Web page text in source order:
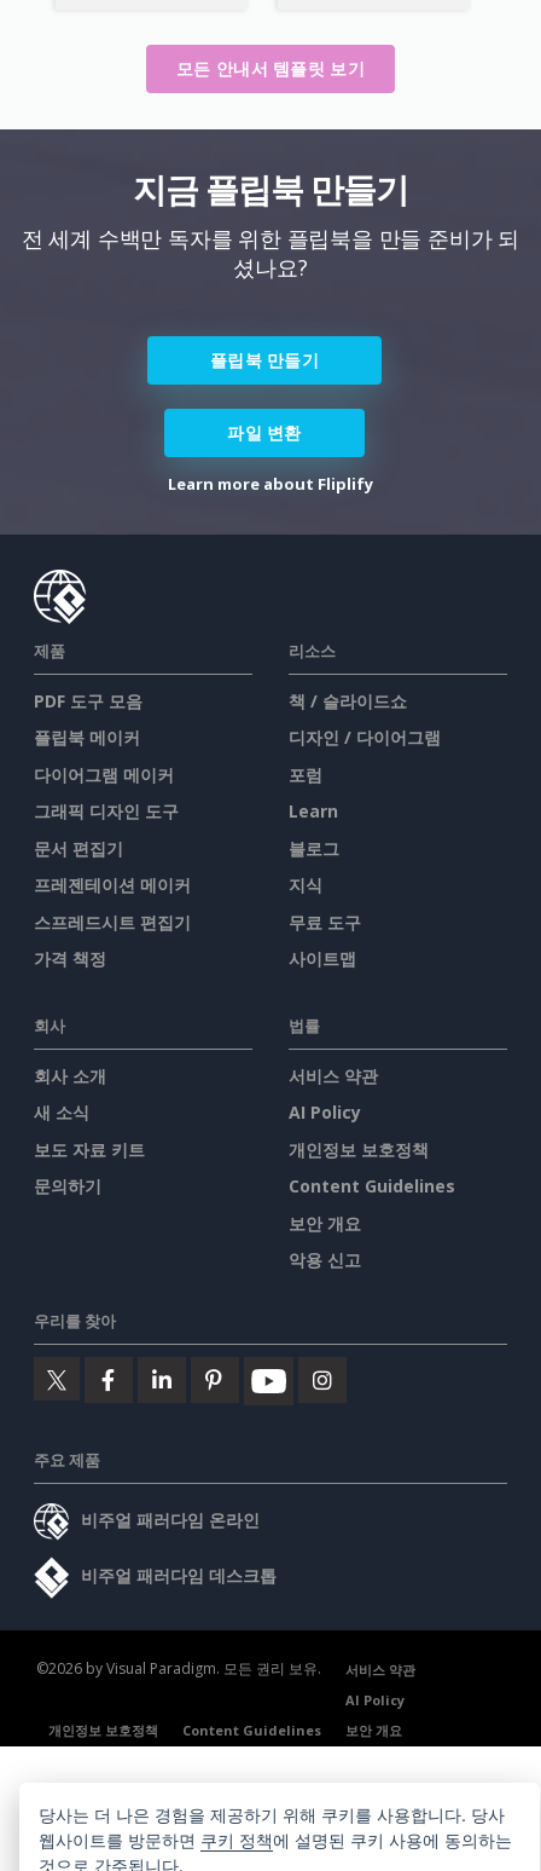
모든 안내서 템플릿 보기
지금 플립북 만들기
전 세계 수백만 독자를 위한 플립북을 만들 준비가 되
셨나요?
플립북 만들기
파일 변환
Learn more about Fliplify
제품
PDF 도구 모음
플립북 메이커
다이어그램 메이커
그래픽 디자인 도구
문서 편집기
프레젠테이션 메이커
스프레드시트 편집기
가격 책정
리소스
책 / 슬라이드쇼
디자인 / 다이어그램
포럼
Learn
블로그
지식
무료 도구
사이트맵
회사
회사 소개
새 소식
보도 자료 키트
문의하기
법률
서비스 약관
AI Policy
개인정보 보호정책
Content Guidelines
보안 개요
악용 신고
우리를 찾아
주요 제품
비주얼 패러다임 온라인
비주얼 패러다임 데스크톱
©2026 by Visual Paradigm. 모든 권리 보유.
서비스 약관
AI Policy
개인정보 보호정책
Content Guidelines 보안 개요
당사는 더 나은 경험을 제공하기 위해 쿠키를 사용합니다. 당사
웹사이트를 방문하면 쿠키 정책에 설명된 쿠키 사용에 동의하는
것으로 간주됩니다.